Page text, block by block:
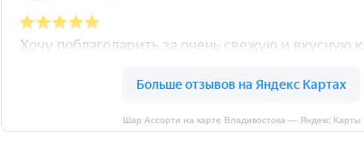
Шар Ассорти на карте Владивостока — Яндекс Карты